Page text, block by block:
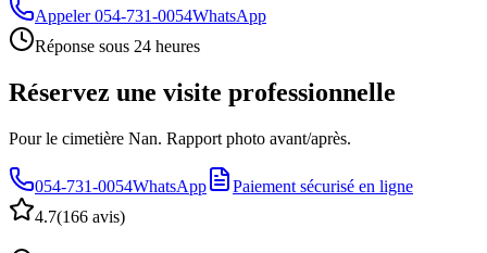
Appeler 054-731-0054WhatsApp
Réponse sous 24 heures
Réservez une visite professionnelle
Pour le cimetière Nan. Rapport photo avant/après.
054-731-0054WhatsApp
Paiement sécurisé en ligne
4.7(166 avis)